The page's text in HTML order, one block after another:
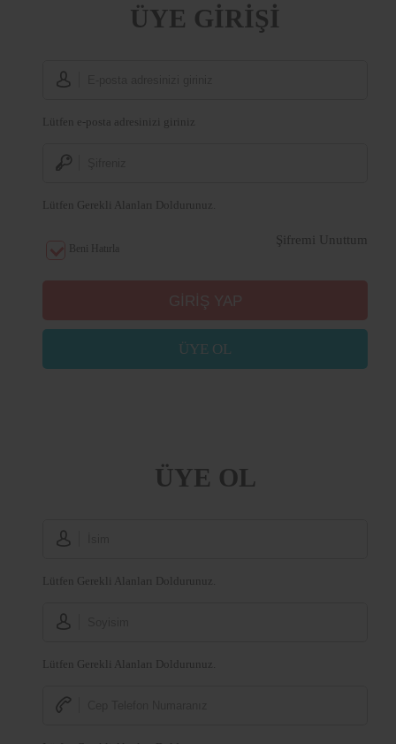
ÜYE GİRİŞİ
Lütfen e-posta adresinizi giriniz
Lütfen Gerekli Alanları Doldurunuz.
Beni Hatırla
Şifremi Unuttum
ÜYE OL
ÜYE OL
Lütfen Gerekli Alanları Doldurunuz.
Lütfen Gerekli Alanları Doldurunuz.